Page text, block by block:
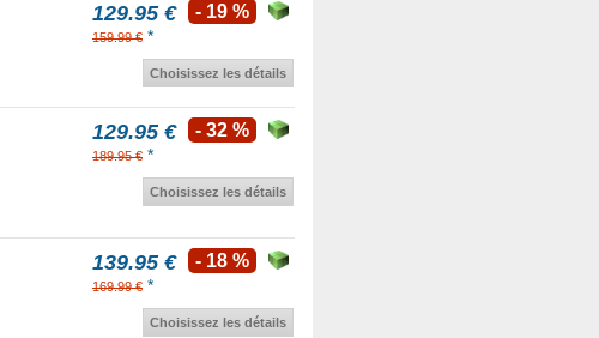
129.95 €
159.99 € *
- 19 %
Choisissez les détails
129.95 €
189.95 € *
- 32 %
Choisissez les détails
139.95 €
169.99 € *
- 18 %
Choisissez les détails